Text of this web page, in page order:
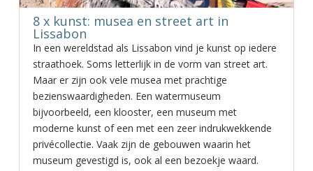
8 x kunst: musea en street art in
Lissabon
In een wereldstad als Lissabon vind je kunst op iedere
straathoek. Soms letterlijk in de vorm van street art.
Maar er zijn ook vele musea met prachtige
bezienswaardigheden. Een watermuseum
bijvoorbeeld, een klooster, een museum met
moderne kunst of een met een zeer indrukwekkende
privécollectie. Vaak zijn de gebouwen waarin het
museum gevestigd is, ook al een bezoekje waard.